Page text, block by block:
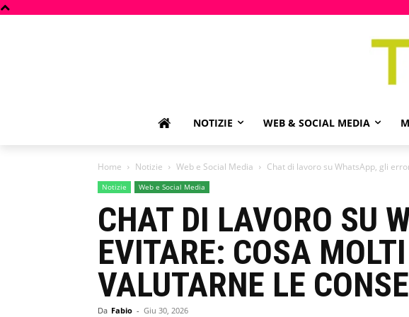
NOTIZIE WEB & SOCIAL MEDIA
Home Notizie Web e Social Media Chat di lavoro su WhatsApp, gli
Notizie Web e Social Media
CHAT DI LAVORO SU
EVITARE: COSA
VALUTARNE LE
Da Fabio - Giu 30, 2026